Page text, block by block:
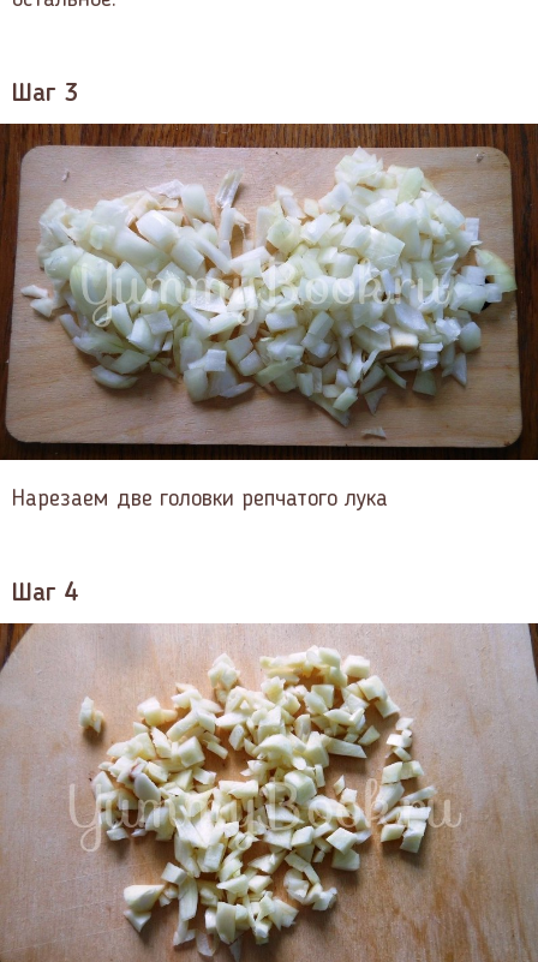
Шаг 3
Нарезаем две головки репчатого лука
Шаг 4